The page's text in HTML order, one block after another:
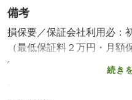
備考
損保要／保証会社利用必：
（最低保証料２万円・月
保証料１，１００円）／二
鍵交換実費 保証会社：株
続き